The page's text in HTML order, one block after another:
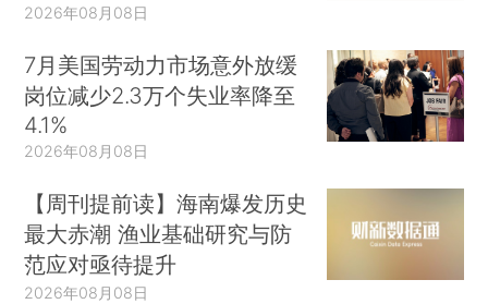
2026年08月08日
7月美国劳动力市场意外放缓
岗位减少2.3万个失业率降至
4.1%
2026年08月08日
【周刊提前读】海南爆发历史
最大赤潮 渔业基础研究与防
范应对亟待提升
2026年08月08日